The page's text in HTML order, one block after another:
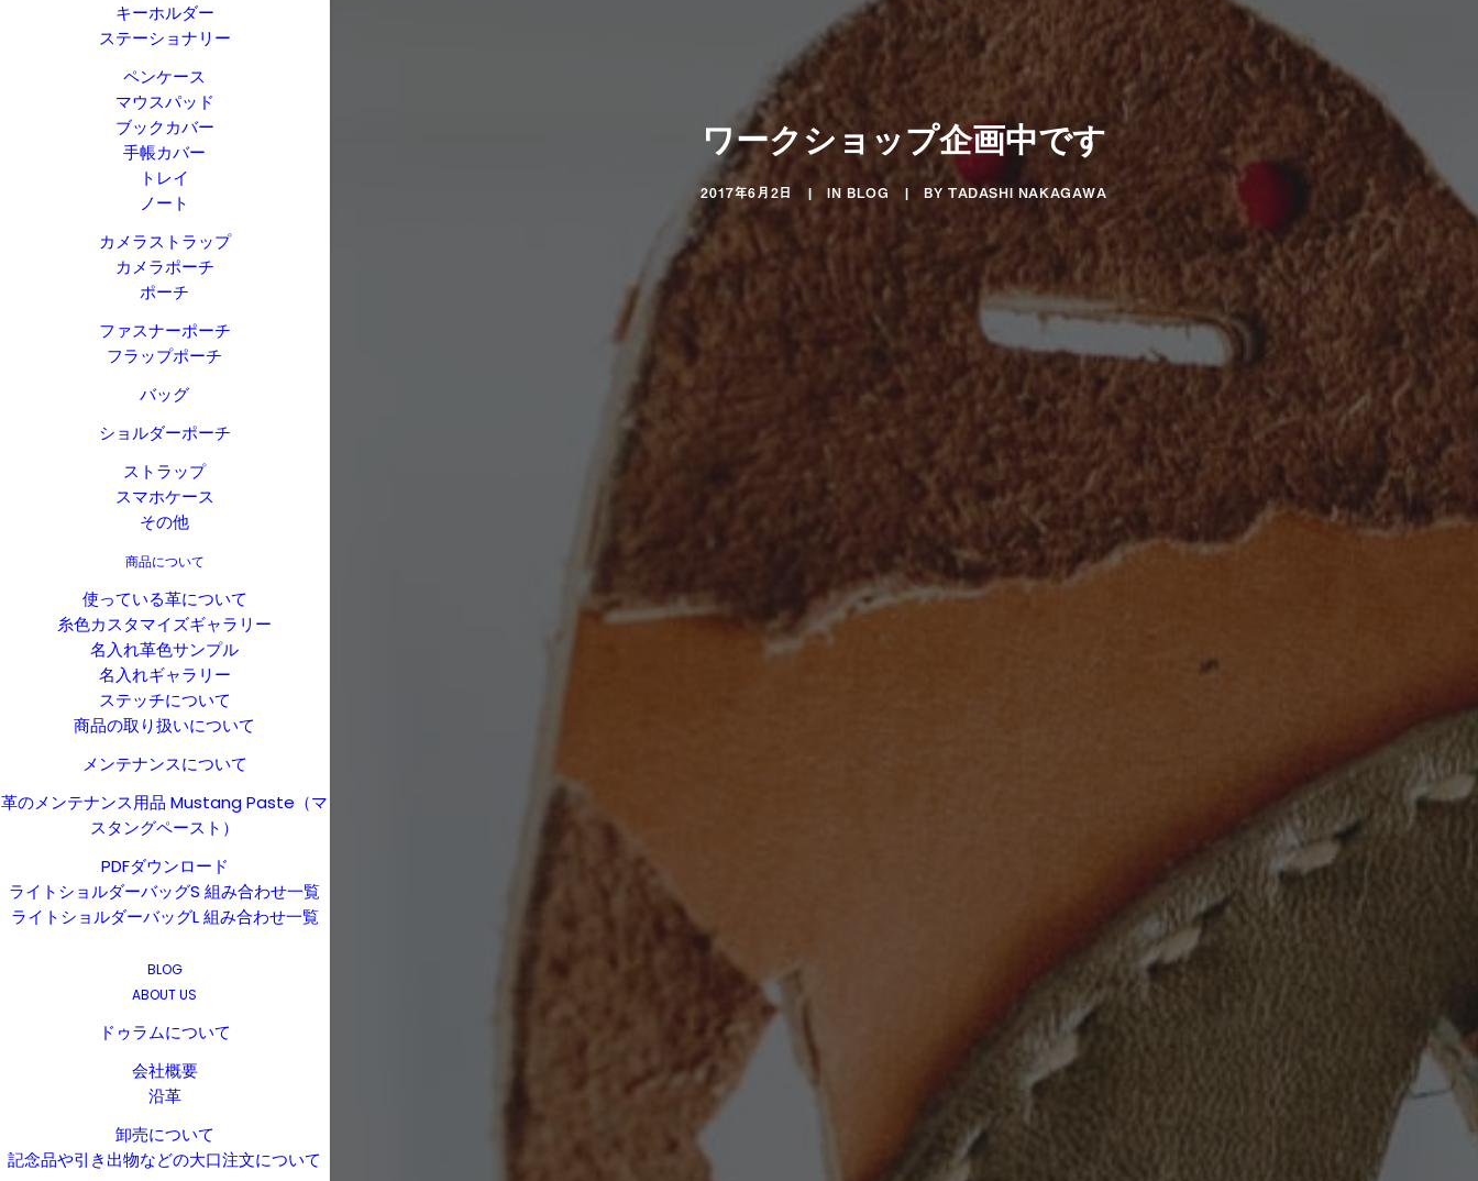
キーホルダー
ステーショナリー
ペンケース
マウスパッド
ブックカバー
手帳カバー
トレイ
ノート
カメラストラップ
カメラポーチ
ポーチ
ファスナーポーチ
フラップポーチ
バッグ
ショルダーポーチ
ストラップ
スマホケース
その他
商品について
使っている革について
糸色カスタマイズギャラリー
名入れ革色サンプル
名入れギャラリー
ステッチについて
商品の取り扱いについて
メンテナンスについて
革のメンテナンス用品 Mustang Paste（マ
スタングペースト）
PDFダウンロード
ライトショルダーバッグS 組み合わせ一覧
ライトショルダーバッグL 組み合わせ一覧
BLOG
ABOUT US
ドゥラムについて
会社概要
沿革
卸売について
記念品や引き出物などの大口注文について
ワークショップ企画中です
2017年6月2日 | INBLOG | BYTADASHI NAKAGAWA